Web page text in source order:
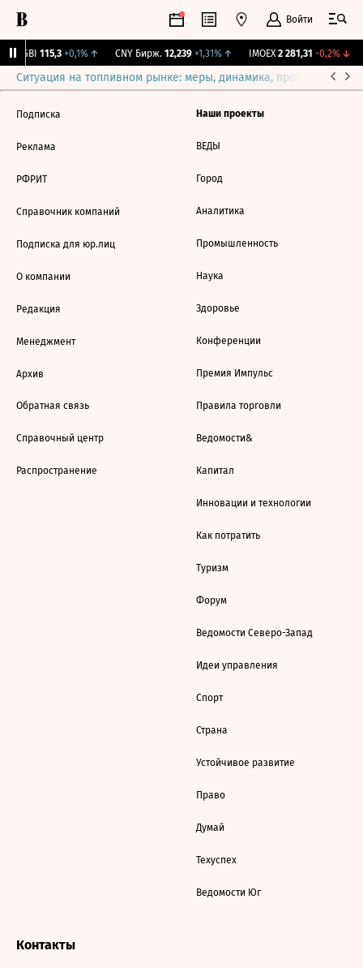
Войти
RGBI 115,3 +0,1%↑ CNY Бирж. 12,239 +1,31%↑ IMOEX 2 281,31 -0,2%↓
Ситуация на топливном рынке: меры, динамика, прогнозы
Подписка
Реклама
РФРИТ
Справочник компаний
Подписка для юр.лиц
О компании
Редакция
Менеджмент
Архив
Обратная связь
Справочный центр
Распространение
Наши проекты
ВЕДЫ
Город
Аналитика
Промышленность
Наука
Здоровье
Конференции
Премия Импульс
Правила торговли
Ведомости&
Капитал
Инновации и технологии
Как потратить
Туризм
Форум
Ведомости Северо-Запад
Идеи управления
Спорт
Страна
Устойчивое развитие
Право
Думай
Техуспех
Ведомости Юг
Контакты